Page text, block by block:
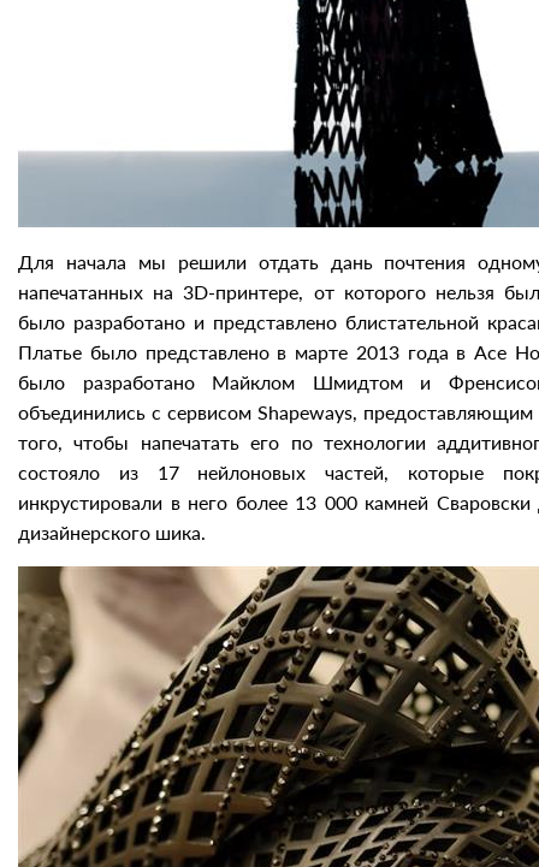
Для начала мы решили отдать дань почтения
напечатанных на 3D-принтере, от которого нельзя
было разработано и представлено блистательной
Платье было представлено в марте 2013 года в Ace
было разработано Майклом Шмидтом и
объединились с сервисом Shapeways, предоставляющим
того, чтобы напечатать его по технологии
состояло из 17 нейлоновых частей, которые
инкрустировали в него более 13 000 камней Сваровски
дизайнерского шика.